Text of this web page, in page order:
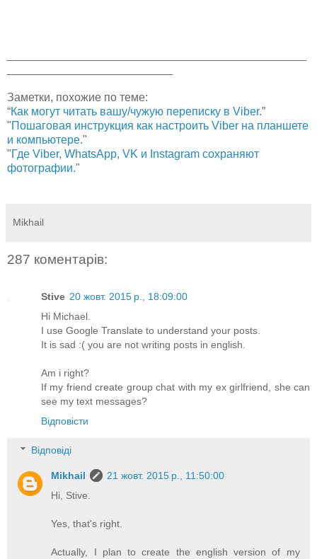
Заметки, похожие по теме:
“Как могут читать вашу/чужую переписку в Viber.”
"Пошаговая инструкция как настроить Viber на планшете
и компьютере."
"Где Viber, WhatsApp, VK и Instagram сохраняют
фотографии."
Mikhail
287 коментарів:
Stive 20 жовт. 2015 р., 18:09:00
Hi Michael.
I use Google Translate to understand your posts.
It is sad :( you are not writing posts in english.
Am i right?
If my friend create group chat with my ex girlfriend, she can
see my text messages?
Відповісти
Відповіді
Mikhail
21 жовт. 2015 р., 11:50:00
Hi, Stive.
Yes, that's right.
Actually, I plan to create the english version of my